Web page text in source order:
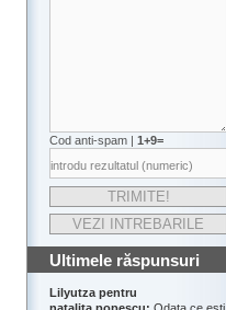
Cod anti-spam | 1+9=
Ultimele răspunsuri
Lilyutza pentru